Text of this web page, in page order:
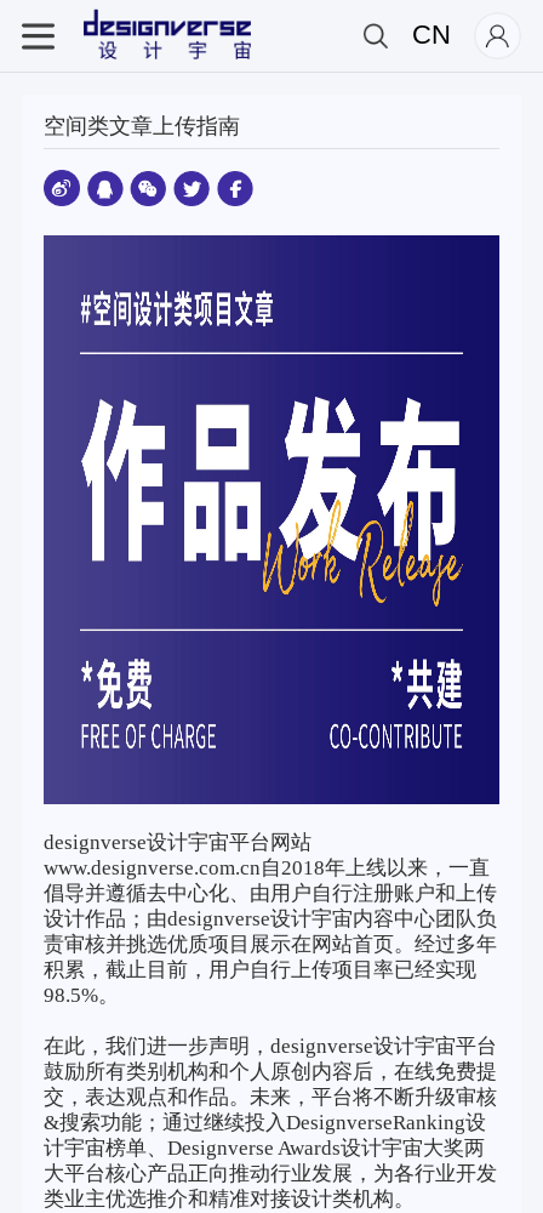
CN
空间类文章上传指南
designverse设计宇宙平台网站
www.designverse.com.cn自2018年上线以来，一直
倡导并遵循去中心化、由用户自行注册账户和上传
设计作品；由designverse设计宇宙内容中心团队负
责审核并挑选优质项目展示在网站首页。经过多年
积累，截止目前，用户自行上传项目率已经实现
98.5%。
在此，我们进一步声明，designverse设计宇宙平台
鼓励所有类别机构和个人原创内容后，在线免费提
交，表达观点和作品。未来，平台将不断升级审核
&搜索功能；通过继续投入DesignverseRanking设
计宇宙榜单、Designverse Awards设计宇宙大奖两
大平台核心产品正向推动行业发展，为各行业开发
类业主优选推介和精准对接设计类机构。